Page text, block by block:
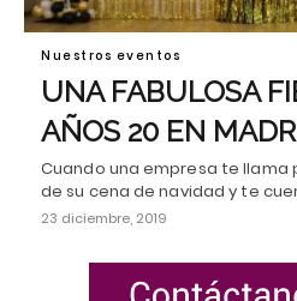
Nuestros eventos
UNA FABULOSA
AÑOS 20 EN
Cuando una empresa te
de su cena de navidad y te
23 diciembre, 2019